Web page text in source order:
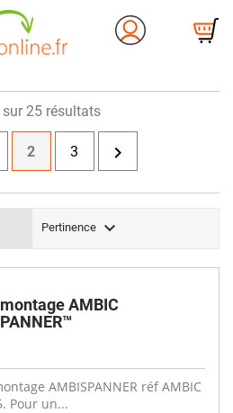
Pertinence 
sur 25 résultats
2 3 
AMBIC
AMBISPANNER réf AMBIC
Pour un...